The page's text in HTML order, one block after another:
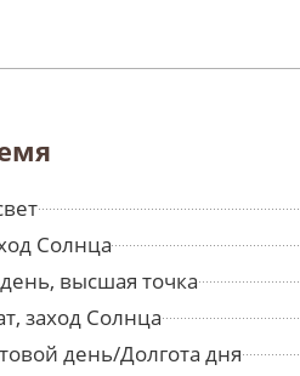
Солнца
высшая точка
заход Солнца
день/Долгота дня